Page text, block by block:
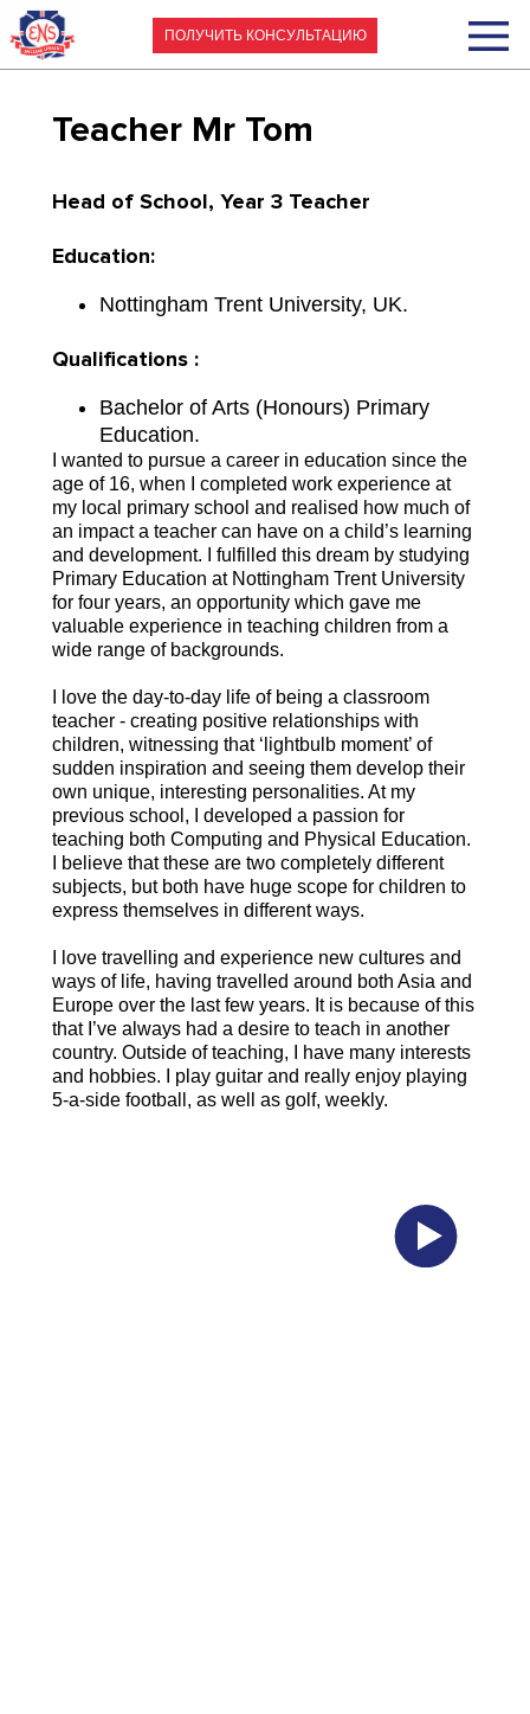
ПОЛУЧИТЬ КОНСУЛЬТАЦИЮ
Teacher Mr Tom
Head of School, Year 3 Teacher
Education:
Nottingham Trent University, UK.
Qualifications :
Bachelor of Arts (Honours) Primary
Education.
I wanted to pursue a career in education since the
age of 16, when I completed work experience at
my local primary school and realised how much of
an impact a teacher can have on a child’s learning
and development. I fulfilled this dream by studying
Primary Education at Nottingham Trent University
for four years, an opportunity which gave me
valuable experience in teaching children from a
wide range of backgrounds.
I love the day-to-day life of being a classroom
teacher - creating positive relationships with
children, witnessing that ‘lightbulb moment’ of
sudden inspiration and seeing them develop their
own unique, interesting personalities. At my
previous school, I developed a passion for
teaching both Computing and Physical Education.
I believe that these are two completely different
subjects, but both have huge scope for children to
express themselves in different ways.
I love travelling and experience new cultures and
ways of life, having travelled around both Asia and
Europe over the last few years. It is because of this
that I’ve always had a desire to teach in another
country. Outside of teaching, I have many interests
and hobbies. I play guitar and really enjoy playing
5-a-side football, as well as golf, weekly.